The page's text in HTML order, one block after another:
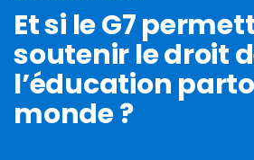
Et si le G7
soutenir le droit
l’éducation
monde ?